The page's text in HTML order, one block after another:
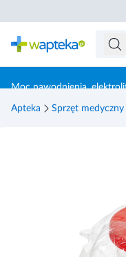
Moc nawodnienia,
Apteka Sprzęt medyczny